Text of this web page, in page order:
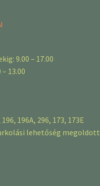
9.00 – 17.00
13.00
196, 196A, 296, 173, 173E
lehetőség megoldott